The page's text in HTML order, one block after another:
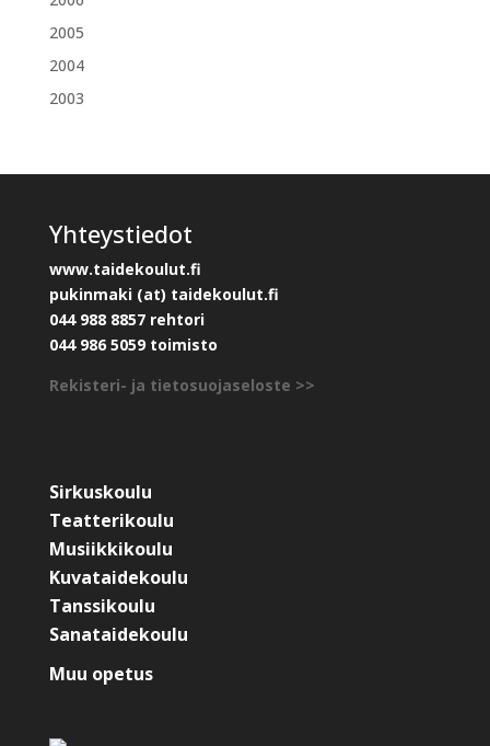
2005
2004
2003
Yhteystiedot
www.taidekoulut.fi
pukinmaki (at) taidekoulut.fi
044 988 8857 rehtori
044 986 5059 toimisto
Rekisteri- ja tietosuojaseloste >>
Sirkuskoulu
Teatterikoulu
Musiikkikoulu
Kuvataidekoulu
Tanssikoulu
Sanataidekoulu
Muu opetus